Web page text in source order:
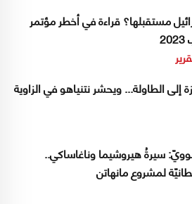
مستقبلها؟ قراءة في أخطر مؤتمر
إلى الطاولة... ويحشر نتنياهو في الزاوية
سيرةُ هيروشيما وناغاساكي..
لمشروع مانهاتن